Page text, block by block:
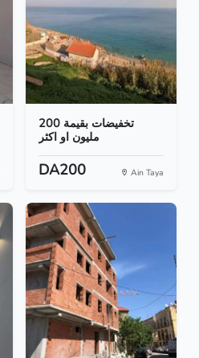
تخفيضات بقيمة 200
مليون او اكثر
DA200 Ain Taya